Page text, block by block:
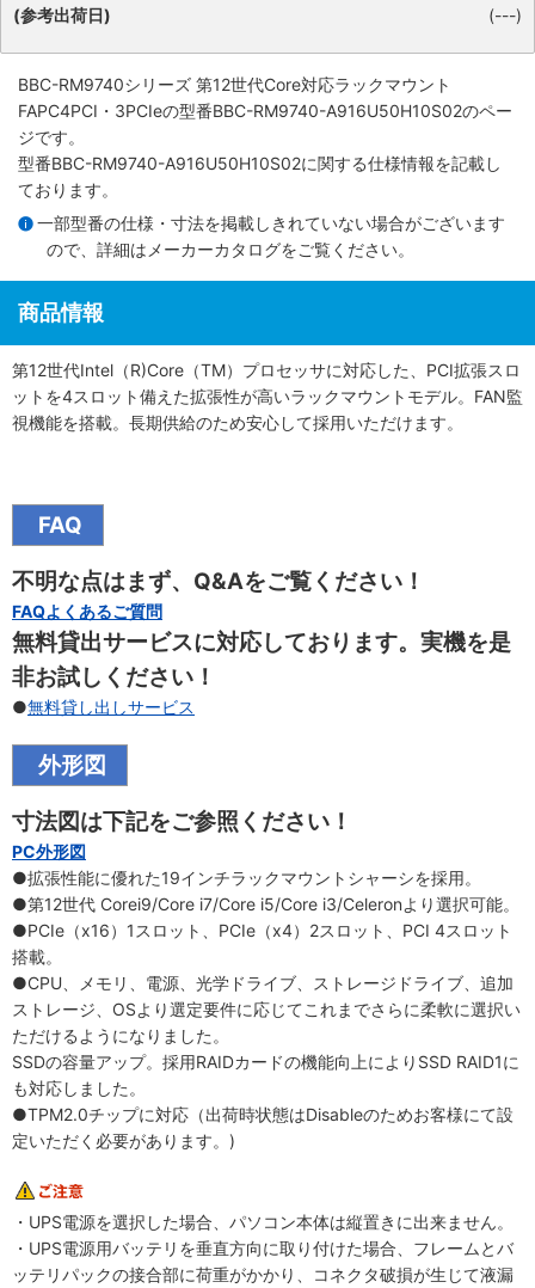
(参考出荷日)
(---)
BBC-RM9740シリーズ 第12世代Core対応ラックマウント
FAPC4PCI・3PCIeの型番BBC-RM9740-A916U50H10S02のペー
ジです。
型番BBC-RM9740-A916U50H10S02に関する仕様情報を記載し
ております。
一部型番の仕様・寸法を掲載しきれていない場合がございます
ので、詳細は メーカーカタログをご覧ください。
商品情報
第12世代Intel（R)Core（TM）プロセッサに対応した、PCI拡張スロ
ットを4スロット備えた拡張性が高いラックマウントモデル。FAN監
視機能を搭載。長期供給のため安心して採用いただけます。
FAQ
不明な点はまず、Q&Aをご覧ください！
FAQよくあるご質問
無料貸出サービスに対応しております。実機を是
非お試しください！
●無料貸し出しサービス
外形図
寸法図は下記をご参照ください！
PC外形図
●拡張性能に優れた19インチラックマウントシャーシを採用。
●第12世代 Corei9/Core i7/Core i5/Core i3/Celeronより選択可能。
●PCIe（x16）1スロット、PCIe（x4）2スロット、PCI 4スロット
搭載。
●CPU、メモリ、電源、光学ドライブ、ストレージドライブ、追加
ストレージ、OSより選定要件に応じてこれまでさらに柔軟に選択い
ただけるようになりました。
SSDの容量アップ。採用RAIDカードの機能向上によりSSD RAID1に
も対応しました。
●TPM2.0チップに対応（出荷時状態はDisableのためお客様にて設
定いただく必要があります。)
・UPS電源を選択した場合、パソコン本体は縦置きに出来ません。
・UPS電源用バッテリを垂直方向に取り付けた場合、フレームとバ
ッテリパックの接合部に荷重がかかり、コネクタ破損が生じて液漏